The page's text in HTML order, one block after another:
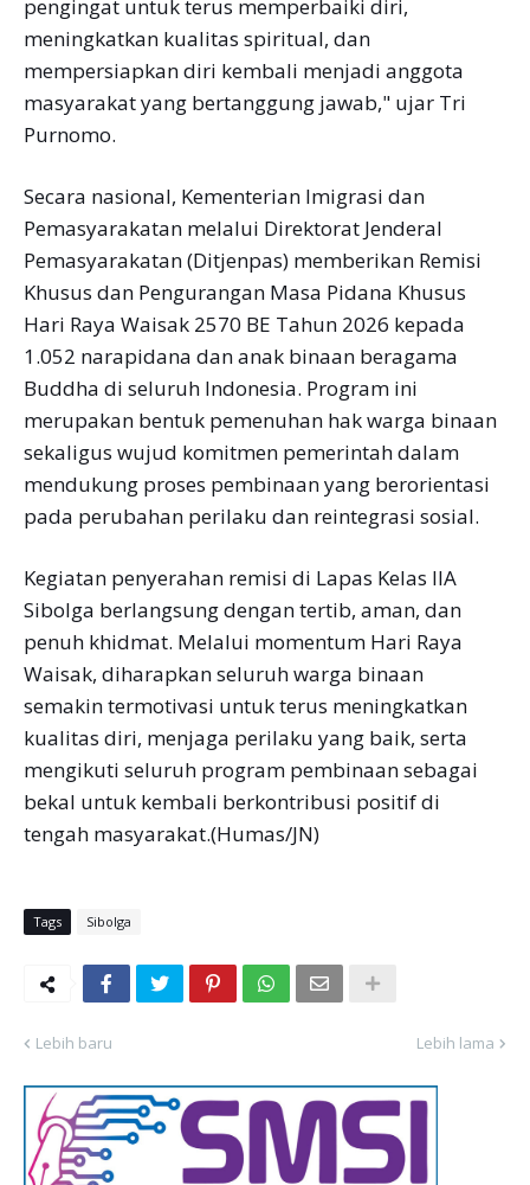
pengingat untuk terus memperbaiki diri,
meningkatkan kualitas spiritual, dan
mempersiapkan diri kembali menjadi anggota
masyarakat yang bertanggung jawab," ujar Tri
Purnomo.
Secara nasional, Kementerian Imigrasi dan
Pemasyarakatan melalui Direktorat Jenderal
Pemasyarakatan (Ditjenpas) memberikan Remisi
Khusus dan Pengurangan Masa Pidana Khusus
Hari Raya Waisak 2570 BE Tahun 2026 kepada
1.052 narapidana dan anak binaan beragama
Buddha di seluruh Indonesia. Program ini
merupakan bentuk pemenuhan hak warga binaan
sekaligus wujud komitmen pemerintah dalam
mendukung proses pembinaan yang berorientasi
pada perubahan perilaku dan reintegrasi sosial.
Kegiatan penyerahan remisi di Lapas Kelas IIA
Sibolga berlangsung dengan tertib, aman, dan
penuh khidmat. Melalui momentum Hari Raya
Waisak, diharapkan seluruh warga binaan
semakin termotivasi untuk terus meningkatkan
kualitas diri, menjaga perilaku yang baik, serta
mengikuti seluruh program pembinaan sebagai
bekal untuk kembali berkontribusi positif di
tengah masyarakat.(Humas/JN)
Tags Sibolga
Lebih baru Lebih lama